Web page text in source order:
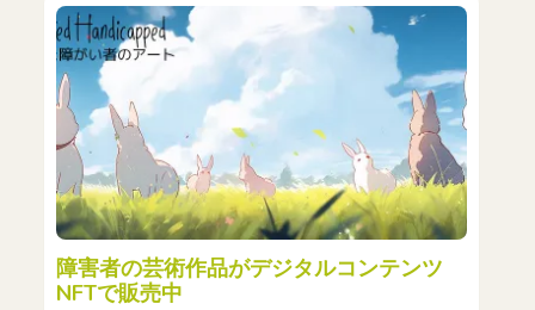
障害者の芸術作品がデジタルコンテンツ
NFTで販売中